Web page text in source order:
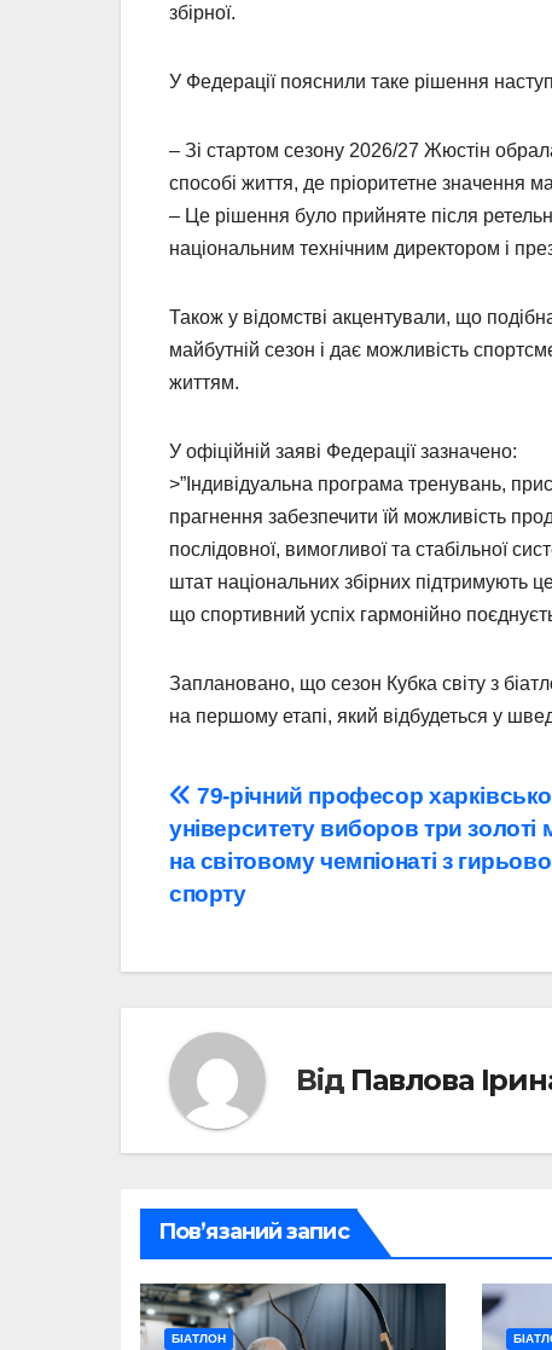
збірної.
У Федерації пояснили таке рішення
– Зі стартом сезону 2026/27 Жюстін
способі життя, де пріоритетне значення
– Це рішення було прийняте після
національним технічним директором і
Також у відомстві акцентували, що
майбутній сезон і дає можливість
життям.
У офіційній заяві Федерації зазначено:
>”Індивідуальна програма тренувань,
прагнення забезпечити їй можливість
послідовної, вимогливої та стабільної
штат національних збірних підтримують
що спортивний успіх гармонійно
Заплановано, що сезон Кубка світу з
на першому етапі, який відбудеться у
Навігація
записів
79-річний професор
університету виборов три золоті
на світовому чемпіонаті з
спорту
Від Павлова
Пов’язаний запис
БІАТЛОН